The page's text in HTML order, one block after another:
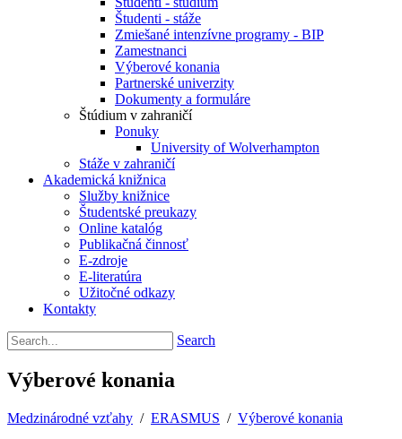
Študenti - stáže
Zmiešané intenzívne programy - BIP
Zamestnanci
Výberové konania
Partnerské univerzity
Dokumenty a formuláre
Štúdium v zahraničí
Ponuky
University of Wolverhampton
Stáže v zahraničí
Akademická knižnica
Služby knižnice
Študentské preukazy
Online katalóg
Publikačná činnosť
E-zdroje
E-literatúra
Užitočné odkazy
Kontakty
Search
Výberové konania
Medzinárodné vzťahy / ERASMUS / Výberové konania